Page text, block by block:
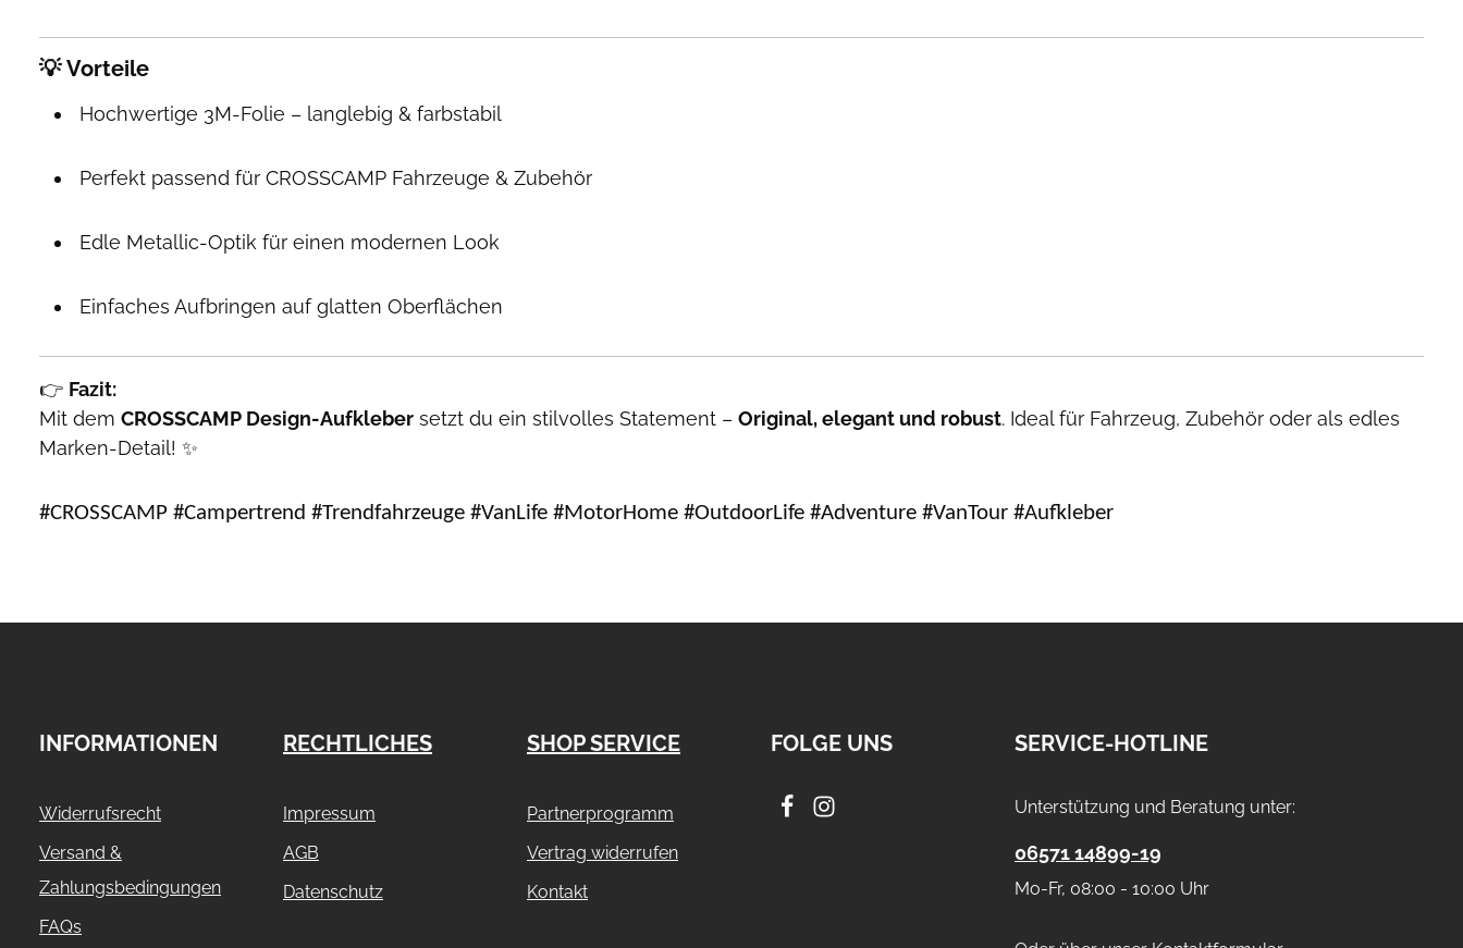
💡Vorteile
Hochwertige 3M-Folie – langlebig & farbstabil
Perfekt passend für CROSSCAMP Fahrzeuge & Zubehör
Edle Metallic-Optik für einen modernen Look
Einfaches Aufbringen auf glatten Oberflächen
👉 Fazit:
Mit dem CROSSCAMP Design-Aufkleber setzt du ein stilvolles Statement – Original, elegant und robust. Ideal für Fahrzeug, Zubehör oder als edles
Marken-Detail! ✨
#CROSSCAMP #Campertrend #Trendfahrzeuge #VanLife #MotorHome #OutdoorLife #Adventure #VanTour #Aufkleber
INFORMATIONEN
Widerrufsrecht
Versand &
Zahlungsbedingungen
FAQs
RECHTLICHES
Impressum
AGB
Datenschutz
SHOP SERVICE
Partnerprogramm
Vertrag widerrufen
Kontakt
FOLGE UNS SERVICE-HOTLINE
Unterstützung und Beratung unter:
06571 14899-19
Mo-Fr, 08:00 - 10:00 Uhr